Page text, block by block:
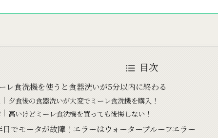
目次
レ食洗機を使うと食器洗いが5分以内に終わる
夕食後の食器洗いが大変でミーレ食洗機を購入！
高いけどミーレ食洗機を買っても後悔しない！
目でモータが故障！エラーはウォータープルーフエラー